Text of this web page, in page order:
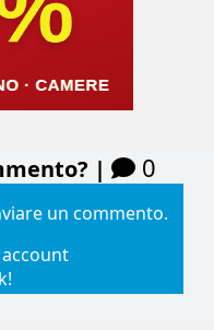
| 0
un commento.